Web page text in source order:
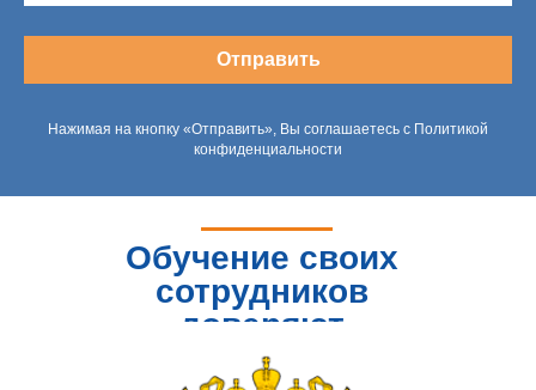
Отправить
Нажимая на кнопку «Отправить», Вы соглашаетесь с Политикой
конфиденциальности
Обучение своих
сотрудников
доверяют